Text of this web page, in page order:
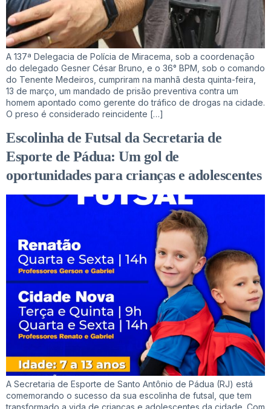
A 137ª Delegacia de Polícia de Miracema, sob a coordenação
do delegado Gesner César Bruno, e o 36° BPM, sob o comando
do Tenente Medeiros, cumpriram na manhã desta quinta-feira,
13 de março, um mandado de prisão preventiva contra um
homem apontado como gerente do tráfico de drogas na cidade.
O preso é considerado reincidente […]
Escolinha de Futsal da Secretaria de
Esporte de Pádua: Um gol de
oportunidades para crianças e adolescentes
A Secretaria de Esporte de Santo Antônio de Pádua (RJ) está
comemorando o sucesso da sua escolinha de futsal, que tem
transformado a vida de crianças e adolescentes da cidade. Com